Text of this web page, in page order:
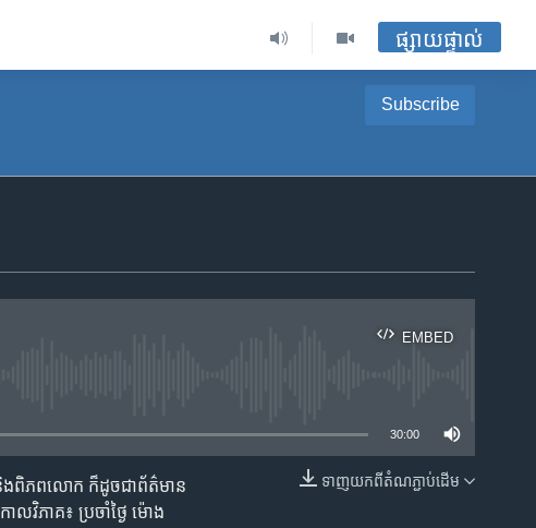
ផ្សាយផ្ទាល់
Subscribe
EMBED
EMBED
30:00
ទាញ​យក​ពី​តំណភ្ជាប់​ដើម
ា​និង​ពិភព​លោក​ ក៏ដូច​​ជា​ព័ត៌មាន​
ល​វិភាគ៖ ប្រចាំ​ថ្ងៃ ម៉ោង​